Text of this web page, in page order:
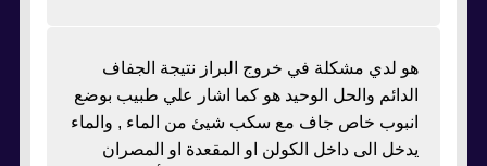
هو لدي مشكلة في خروج البراز نتيجة الجفاف
الدائم والحل الوحيد هو كما اشار علي طبيب بوضع
انبوب خاص جاف مع سكب شيئ من الماء , والماء
يدخل الى داخل الكولن او المقعدة او المصران